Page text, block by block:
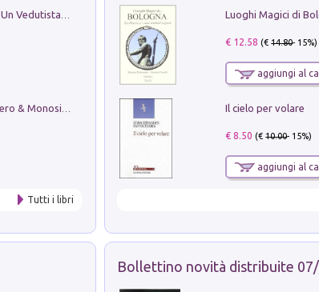
Tutti i libri
€ 12.58 (€14.80- 15%)
aggiungi al
Il cielo per volare
€ 8.50 (€10.00- 15%)
aggiungi al
Bollettino novità distribuite